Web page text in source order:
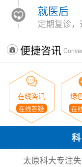
就医后
定期复诊
便捷咨讯
在线咨讯
在线答疑
绿
在
太原科大专注